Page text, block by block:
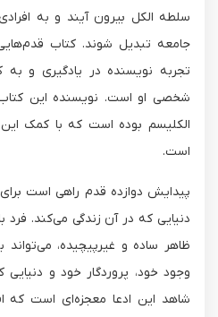
سلطه الکل بیرون آیند و به
جامعه تبدیل شوند. کتاب
تجربه نویسنده در یادگیری و به
شخصی او است. نویسنده این کتاب
الکلیسم بوده است که با کمک این
است.
پیدایش دوازده قدم راهی است
دنیایی که در آن زندگی می‌کند. فرد
ظاهر ساده و غیرپیچیده، می‌تواند
وجود خود، پروردگار خود و
شاهد این ادعا معجزه‌ای است که